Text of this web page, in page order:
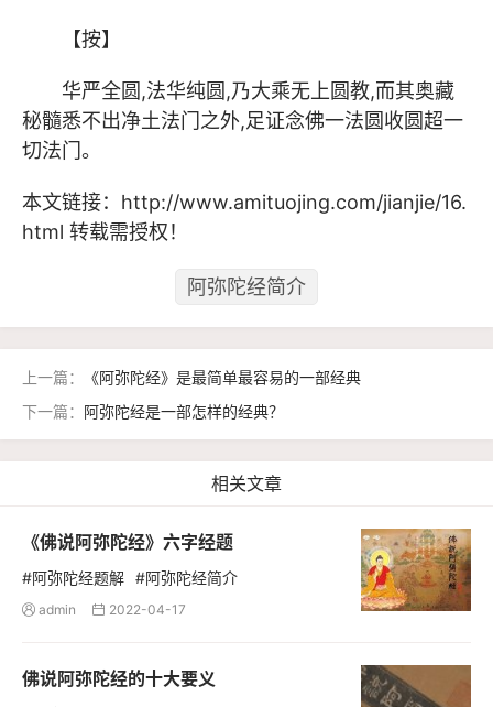
【按】
华严全圆,法华纯圆,乃大乘无上圆教,而其奥藏
秘髓悉不出净土法门之外,足证念佛一法圆收圆超一
切法门。
本文链接： http://www.amituojing.com/jianjie/16.
html 转载需授权！
阿弥陀经简介
上一篇：
《阿弥陀经》是最简单最容易的一部经典
下一篇： 阿弥陀经是一部怎样的经典？
相关文章
《佛说阿弥陀经》六字经题
#阿弥陀经题解 #阿弥陀经简介
 admin  2022-04-17
佛说阿弥陀经的十大要义